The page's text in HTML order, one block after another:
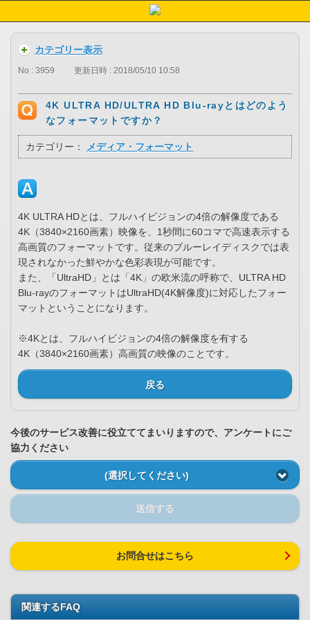
カテゴリー表示
No : 3959 更新日時 : 2018/05/10 10:58
4K ULTRA HD/ULTRA HD Blu-rayとはどのよう
なフォーマットですか？
カテゴリー： メディア・フォーマット
4K ULTRA HDとは、フルハイビジョンの4倍の解像度である
4K（3840×2160画素）映像を、1秒間に60コマで高速表示する
高画質のフォーマットです。従来のブルーレイディスクでは表
現されなかった鮮やかな色彩表現が可能です。
また、「UltraHD」とは「4K」の欧米流の呼称で、ULTRA HD
Blu-rayのフォーマットはUltraHD(4K解像度)に対応したフォー
マットということになります。
※4Kとは、フルハイビジョンの4倍の解像度を有する
4K（3840×2160画素）高画質の映像のことです。
戻る
今後のサービス改善に役立ててまいりますので、アンケートにご
協力ください
(選択してください)
送信する
お問合せはこちら
関連するFAQ